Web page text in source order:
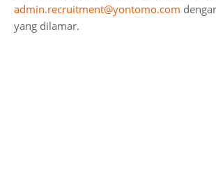
admin.recruitment@yontomo.com
yang dilamar.